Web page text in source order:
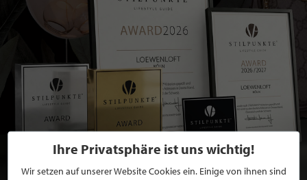
Ihre Privatsphäre ist uns wichtig!
Wir setzen auf unserer Website Cookies ein. Einige von ihnen sind